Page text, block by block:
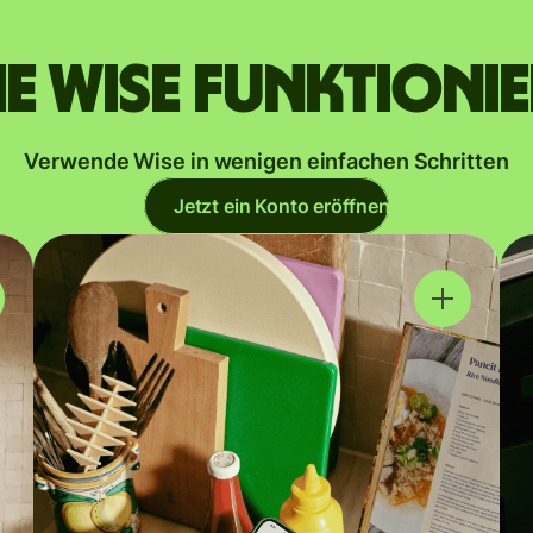
Wise
Verwende Wise in wenigen einfachen Schritten
Jetzt ein Konto eröffnen